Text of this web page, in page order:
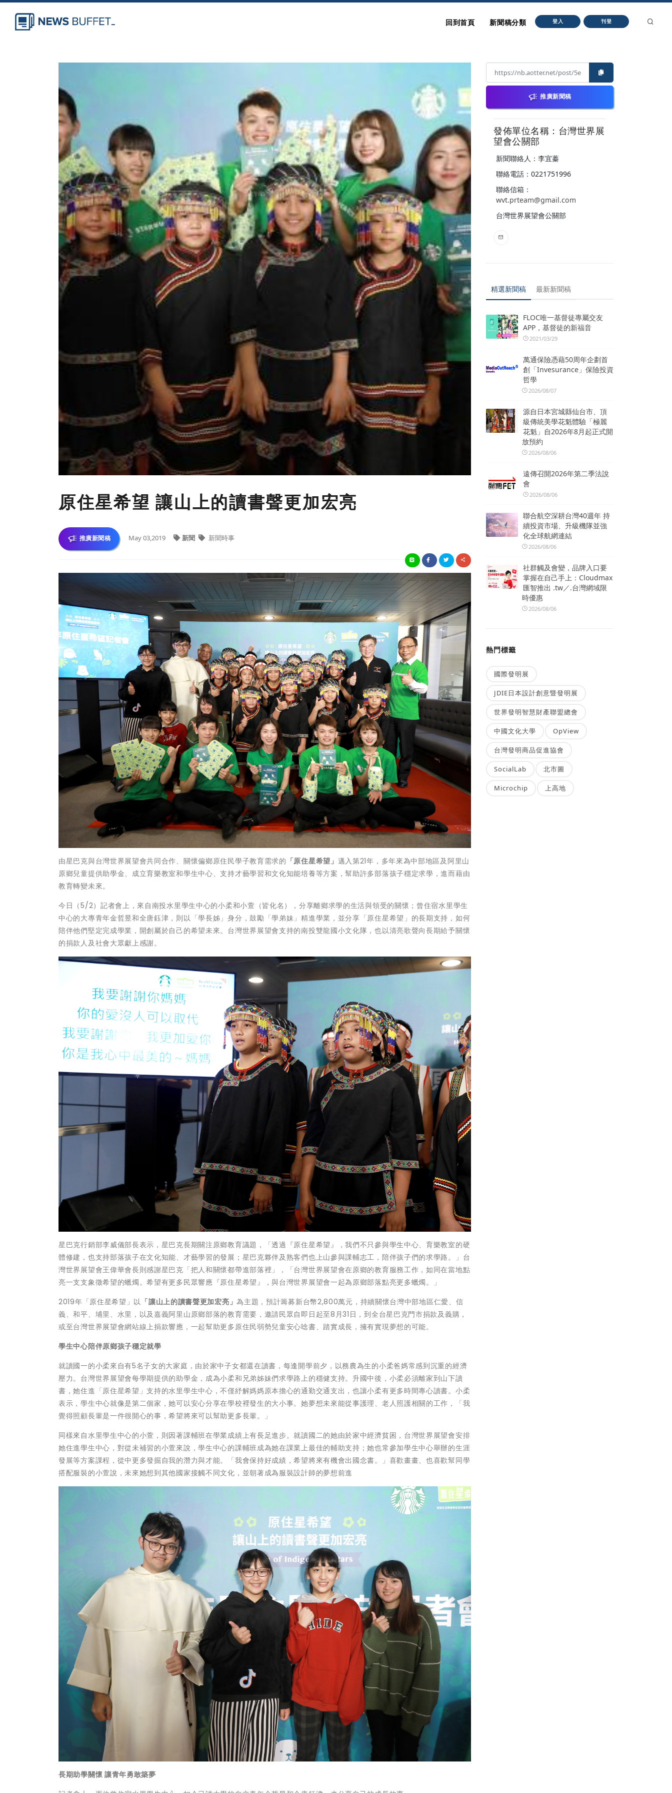
回到首頁 新聞稿分類 登入 刊登
原住星希望 讓山上的讀書聲更加宏亮
推廣新聞稿 May 03,2019 新聞 新聞時事
由星巴克與台灣世界展望會共同合作、關懷偏鄉原住民學子教育需求的 「原住星希望」 邁入第21年，多年來為中部地區及阿里山
原鄉兒童提供助學金、成立育樂教室和學生中心、支持才藝學習和文化知能培養等方案，幫助許多部落孩子穩定求學，進而藉由
教育轉變未來。
今日（5/2）記者會上，來自南投水里學生中心的小柔和小萱（皆化名），分享離鄉求學的生活與領受的關懷；曾住宿水里學生
中心的大專青年金哲昱和全唐鈺津，則以「學長姊」身分，鼓勵「學弟妹」精進學業，並分享「原住星希望」的長期支持，如何
陪伴他們堅定完成學業，開創屬於自己的希望未來。台灣世界展望會支持的南投雙龍國小文化隊，也以清亮歌聲向長期給予關懷
的捐款人及社會大眾獻上感謝。
星巴克行銷部李威儀部長表示，星巴克長期關注原鄉教育議題，「透過『原住星希望』，我們不只參與學生中心、育樂教室的硬
體修建，也支持部落孩子在文化知能、才藝學習的發展；星巴克夥伴及熟客們也上山參與課輔志工，陪伴孩子們的求學路。」台
灣世界展望會王偉華會長則感謝星巴克「把人和關懷都帶進部落裡」，「台灣世界展望會在原鄉的教育服務工作，如同在當地點
亮一支支象徵希望的蠟燭。希望有更多民眾響應『原住星希望』，與台灣世界展望會一起為原鄉部落點亮更多蠟燭。」
2019年「原住星希望」以 「讓山上的讀書聲更加宏亮」為主題，預計籌募新台幣2,800萬元，持續關懷台灣中部地區仁愛、信
義、和平、埔里、水里，以及嘉義阿里山原鄉部落的教育需要，邀請民眾自即日起至8月31日，到全台星巴克門市捐款及義購，
或至台灣世界展望會網站線上捐款響應，一起幫助更多原住民弱勢兒童安心唸書、踏實成長，擁有實現夢想的可能。
學生中心陪伴原鄉孩子穩定就學
就讀國一的小柔來自有5名子女的大家庭，由於家中子女都還在讀書，每逢開學前夕，以務農為生的小柔爸媽常感到沉重的經濟
壓力。台灣世界展望會每學期提供的助學金，成為小柔和兄弟姊妹們求學路上的穩健支持。升國中後，小柔必須離家到山下讀
書，她住進「原住星希望」支持的水里學生中心，不僅紓解媽媽原本擔心的通勤交通支出，也讓小柔有更多時間專心讀書。小柔
表示，學生中心就像是第二個家，她可以安心分享在學校裡發生的大小事。她夢想未來能從事護理、老人照護相關的工作，「我
覺得照顧長輩是一件很開心的事，希望將來可以幫助更多長輩。」
同樣來自水里學生中心的小萱，則因著課輔班在學業成績上有長足進步。就讀國二的她由於家中經濟貧困，台灣世界展望會安排
她住進學生中心，對從未補習的小萱來說，學生中心的課輔班成為她在課業上最佳的輔助支持；她也常參加學生中心舉辦的生涯
發展等方案課程，從中更多發掘自我的潛力與才能。「我會保持好成績，希望將來有機會出國念書。」喜歡畫畫、也喜歡幫同學
搭配服裝的小萱說，未來她想到其他國家接觸不同文化，並朝著成為服裝設計師的夢想前進
長期助學關懷 讓青年勇敢築夢
推廣新聞稿
發佈單位名稱：台灣世界展
望會公關部
新聞聯絡人：李宜蓁
聯絡電話：0221751996
聯絡信箱：
wvt.prteam@gmail.com
台灣世界展望會公關部
精選新聞稿 最新新聞稿
FLOC唯一基督徒專屬交友
APP，基督徒的新福音
2021/03/29
萬通保險憑藉50周年企劃首
創「Invesurance」保險投資
哲學
2026/08/07
源自日本宮城縣仙台市、頂
級傳統美學花魁體驗「極麗
花魁」自2026年8月起正式開
放預約
2026/08/06
遠傳召開2026年第二季法說
會
2026/08/06
聯合航空深耕台灣40週年 持
續投資市場、升級機隊並強
化全球航網連結
2026/08/06
社群觸及會變，品牌入口要
掌握在自己手上：Cloudmax
匯智推出 .tw／.台灣網域限
時優惠
2026/08/06
熱門標籤
國際發明展
JDIE日本設計創意暨發明展
世界發明智慧財產聯盟總會
中國文化大學 OpView
台灣發明商品促進協會
SocialLab 北市圖
Microchip 上高地